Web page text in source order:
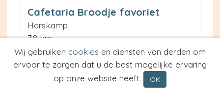
Cafetaria Broodje favoriet
Harskamp
7.8 km
Waardering:
3 Ervaringen
Neem contact op
Wij gebruiken cookies en diensten van derden om
ervoor te zorgen dat u de best mogelijke ervaring
op onze website heeft.
OK